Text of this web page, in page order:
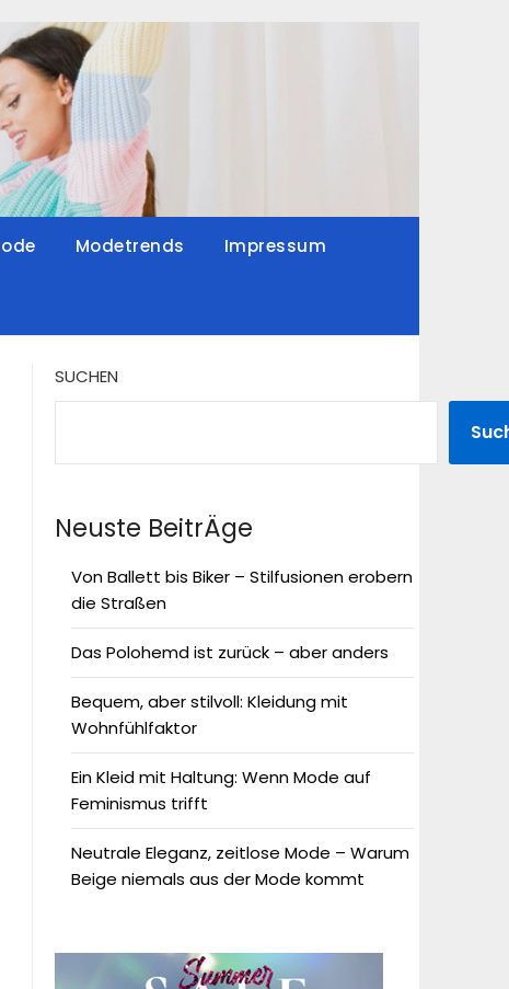
Modetrends Impressum
SUCHEN
Neuste BeitrÄge
Von Ballett bis Biker – Stilfusionen erobern
die Straßen
Das Polohemd ist zurück – aber anders
Bequem, aber stilvoll: Kleidung mit
Wohnfühlfaktor
Ein Kleid mit Haltung: Wenn Mode auf
Feminismus trifft
Neutrale Eleganz, zeitlose Mode – Warum
Beige niemals aus der Mode kommt